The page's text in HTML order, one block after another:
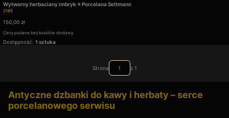
Kod produktu
2165
Wytworny herbaciany imbryk ⭐ Porcelana Seltmann
Cena
150,00 zł
Ceny podane bez kosztów dostawy.
Dostępność: 1 sztuka
Strona z 1
Antyczne dzbanki do kawy i herbaty – serce
porcelanowego serwisu